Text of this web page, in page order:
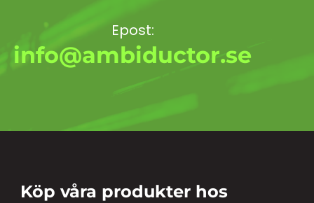
Epost:
info@ambiductor.se
Köp våra produkter hos